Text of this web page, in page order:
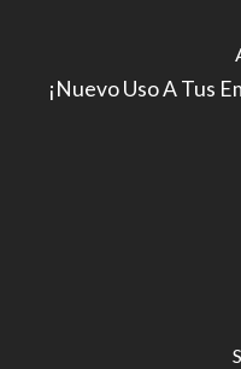
¡Nuevo Uso A Tus